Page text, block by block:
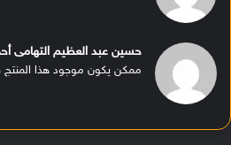
حسين عبد العظيم التهامى
ممكن يكون موجود هذا